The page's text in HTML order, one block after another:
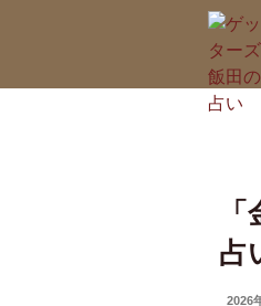
ン
占
2026